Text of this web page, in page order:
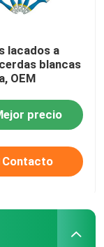
lacados a
blancas
OEM
precio
Contacto